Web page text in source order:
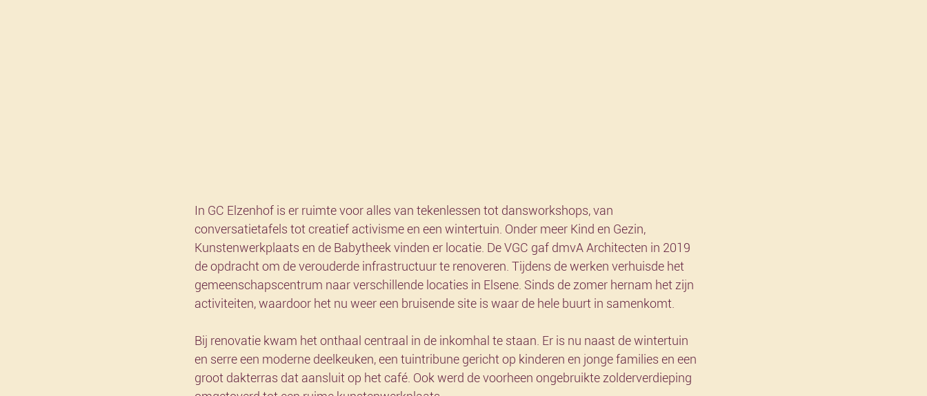
In GC Elzenhof is er ruimte voor alles van tekenlessen tot dansworkshops, van
conversatietafels tot creatief activisme en een wintertuin. Onder meer Kind en Gezin,
Kunstenwerkplaats en de Babytheek vinden er locatie. De VGC gaf dmvA Architecten in 2019
de opdracht om de verouderde infrastructuur te renoveren. Tijdens de werken verhuisde het
gemeenschapscentrum naar verschillende locaties in Elsene. Sinds de zomer hernam het zijn
activiteiten, waardoor het nu weer een bruisende site is waar de hele buurt in samenkomt.
Bij renovatie kwam het onthaal centraal in de inkomhal te staan. Er is nu naast de wintertuin
en serre een moderne deelkeuken, een tuintribune gericht op kinderen en jonge families en een
groot dakterras dat aansluit op het café. Ook werd de voorheen ongebruikte zolderverdieping